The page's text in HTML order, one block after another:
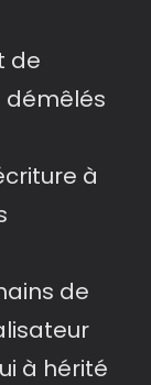
de
démêlés
à
de
à hérité